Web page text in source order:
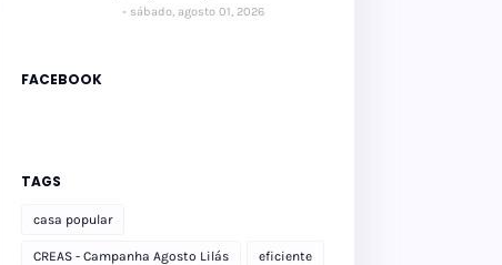
sábado, agosto 01, 2026
FACEBOOK
TAGS
casa popular
CREAS - Campanha Agosto Lilás eficiente